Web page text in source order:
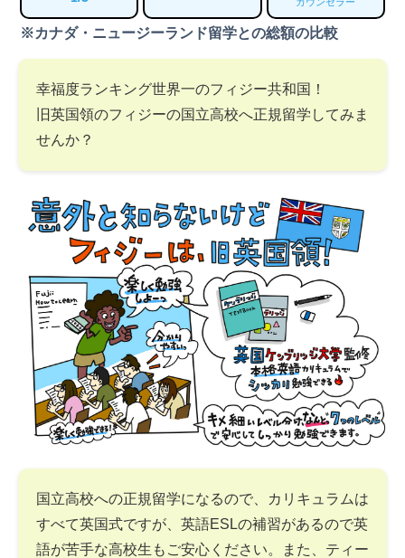
※カナダ・ニュージーランド留学との総額の比較
幸福度ランキング世界一のフィジー共和国！
旧英国領のフィジーの国立高校へ正規留学してみま
せんか？
国立高校への正規留学になるので、カリキュラムは
すべて英国式ですが、英語ESLの補習があるので英
語が苦手な高校生もご安心ください。また、ティー